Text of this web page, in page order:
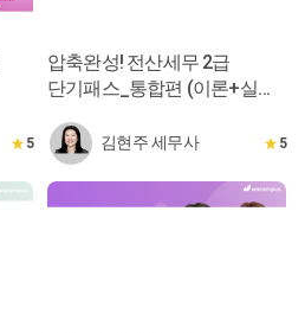
5
압축완성! 전산세무 2급
단기패스_통합편 (이론+실무
김현주 세무사 5